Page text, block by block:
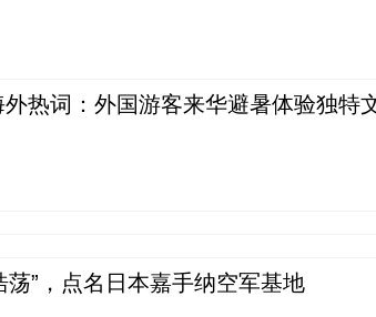
外热词：外国游客来华避暑体验独特
荡”，点名日本嘉手纳空军基地